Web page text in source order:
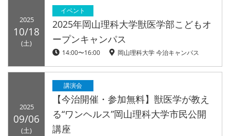
2025
10/18
(土)
イベント
2025年岡山理科大学獣医学部こどもオ
ープンキャンパス
14:00〜16:00 岡山理科大学 今治キャンパス
2025
09/06
(土)
講演会
【今治開催・参加無料】獣医学が教え
る“ワンヘルス”岡山理科大学市民公開
講座